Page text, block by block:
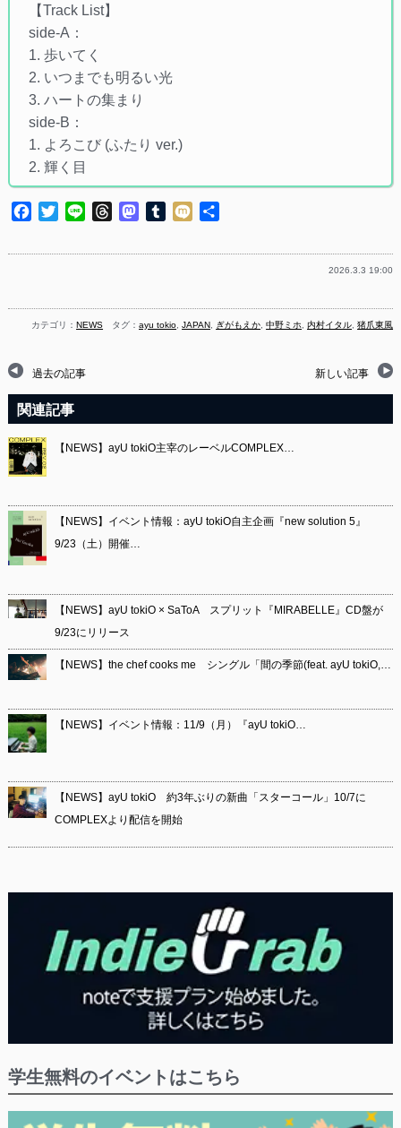
【Track List】
side-A：
1. 歩いてく
2. いつまでも明るい光
3. ハートの集まり
side-B：
1. よろこび (ふたり ver.)
2. 輝く目
Facebook
TwitterLine ThreadsMastodon
Tumblr
Mixi
2026.3.3 19:00
カテゴリ：NEWS タグ：ayu tokio,JAPAN, ぎがもえか,中野ミホ,内村イタル,猪爪東風
過去の記事 新しい記事
関連記事
【NEWS】ayU tokiO主宰のレーベルCOMPLEX…
【NEWS】イベント情報：ayU tokiO自主企画『new solution 5』
9/23（土）開催…
【NEWS】ayU tokiO × SaToA スプリット『MIRABELLE』CD盤が
9/23にリリース
【NEWS】the chef cooks me シングル「間の季節(feat. ayU tokiO,…
【NEWS】イベント情報：11/9（月）『ayU tokiO…
【NEWS】ayU tokiO 約3年ぶりの新曲「スターコール」10/7に
COMPLEXより配信を開始
学生無料のイベントはこちら